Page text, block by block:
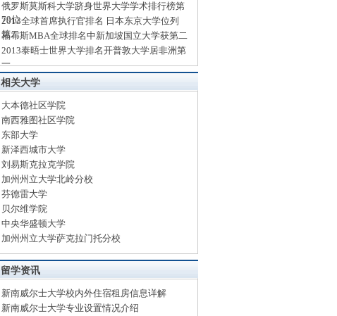
俄罗斯莫斯科大学跻身世界大学学术排行榜第
79位
2013全球首席执行官排名 日本东京大学位列
第二
福布斯MBA全球排名中新加坡国立大学获第二
2013泰晤士世界大学排名开普敦大学居非洲第
一
相关大学
大本德社区学院
南西雅图社区学院
东部大学
新泽西城市大学
刘易斯克拉克学院
加州州立大学北岭分校
芬德雷大学
贝尔维学院
中央华盛顿大学
加州州立大学萨克拉门托分校
留学资讯
新南威尔士大学校内外住宿租房信息详解
新南威尔士大学专业设置情况介绍